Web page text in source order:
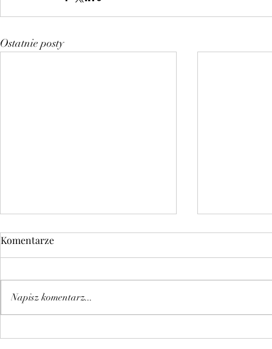
Ostatnie posty
SPOTKANIE ŚLĄSKIEJ RADY
JUBILEUSZ
Komentarze
Napisz komentarz...